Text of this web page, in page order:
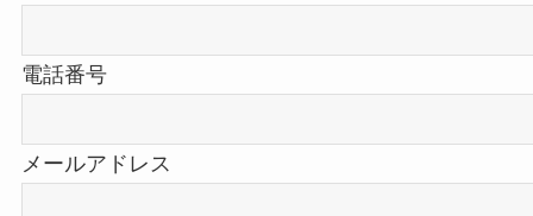
電話番号
メールアドレス